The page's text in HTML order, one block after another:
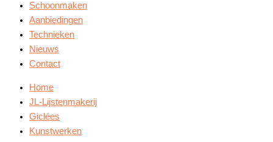
Schoonmaken
Aanbiedingen
Technieken
Nieuws
Contact
Home
JL-Lijstenmakerij
Giclées
Kunstwerken